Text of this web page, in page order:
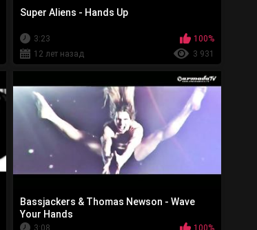
Super Aliens - Hands Up
3:23
100%
12 лет назад
3 931
Bassjackers & Thomas Newson - Wave
Your Hands
3:08 100%